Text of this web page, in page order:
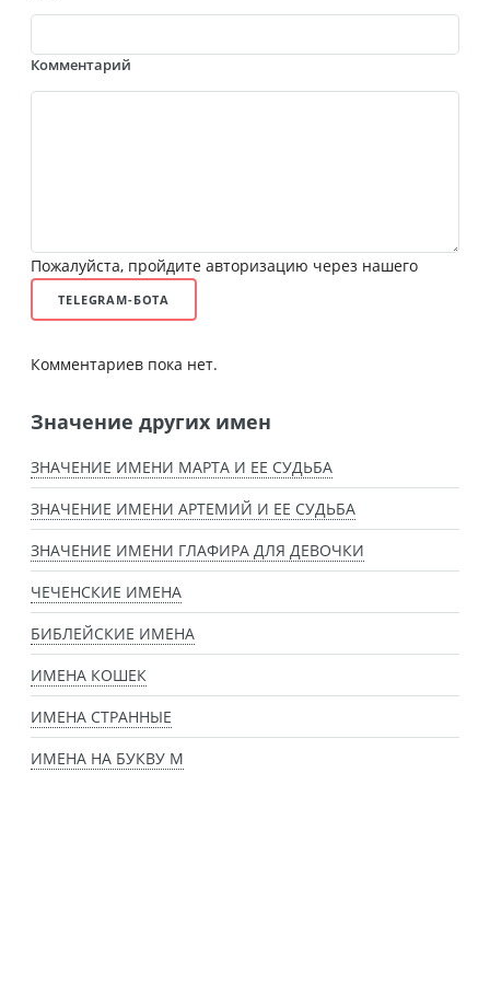
Комментарий
Пожалуйста, пройдите авторизацию через нашего
TELEGRAM-БОТА
Комментариев пока нет.
Значение других имен
ЗНАЧЕНИЕ ИМЕНИ МАРТА И ЕЕ СУДЬБА
ЗНАЧЕНИЕ ИМЕНИ АРТЕМИЙ И ЕЕ СУДЬБА
ЗНАЧЕНИЕ ИМЕНИ ГЛАФИРА ДЛЯ ДЕВОЧКИ
ЧЕЧЕНСКИЕ ИМЕНА
БИБЛЕЙСКИЕ ИМЕНА
ИМЕНА КОШЕК
ИМЕНА СТРАННЫЕ
ИМЕНА НА БУКВУ М